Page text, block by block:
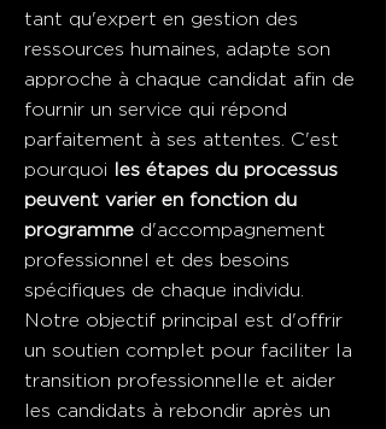
tant qu'expert en gestion des
ressources humaines, adapte son
approche à chaque candidat afin de
fournir un service qui répond
parfaitement à ses attentes. C'est
pourquoi les étapes du processus
peuvent varier en fonction du
programme d'accompagnement
professionnel et des besoins
spécifiques de chaque individu.
Notre objectif principal est d'offrir
un soutien complet pour faciliter la
transition professionnelle et aider
les candidats à rebondir après un